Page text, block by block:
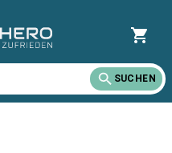
SUCHEN